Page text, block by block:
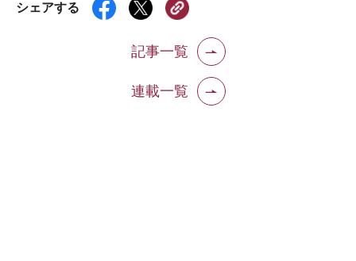
シェアする
記事一覧
連載一覧